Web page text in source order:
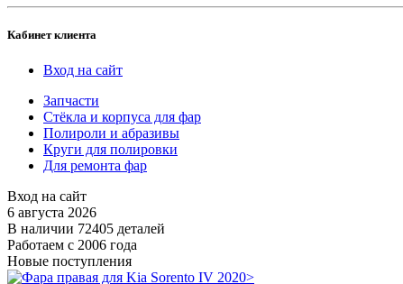
Кабинет клиента
Вход на сайт
Запчасти
Стёкла и корпуса для фар
Полироли и абразивы
Круги для полировки
Для ремонта фар
Вход на сайт
6 августа 2026
В наличии 72405 деталей
Работаем с 2006 года
Новые поступления